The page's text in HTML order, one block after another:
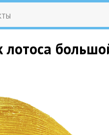
лотоса